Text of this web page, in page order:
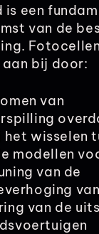
is een
van de
bij door:
van
het wisselen
modellen
van de
van
van de